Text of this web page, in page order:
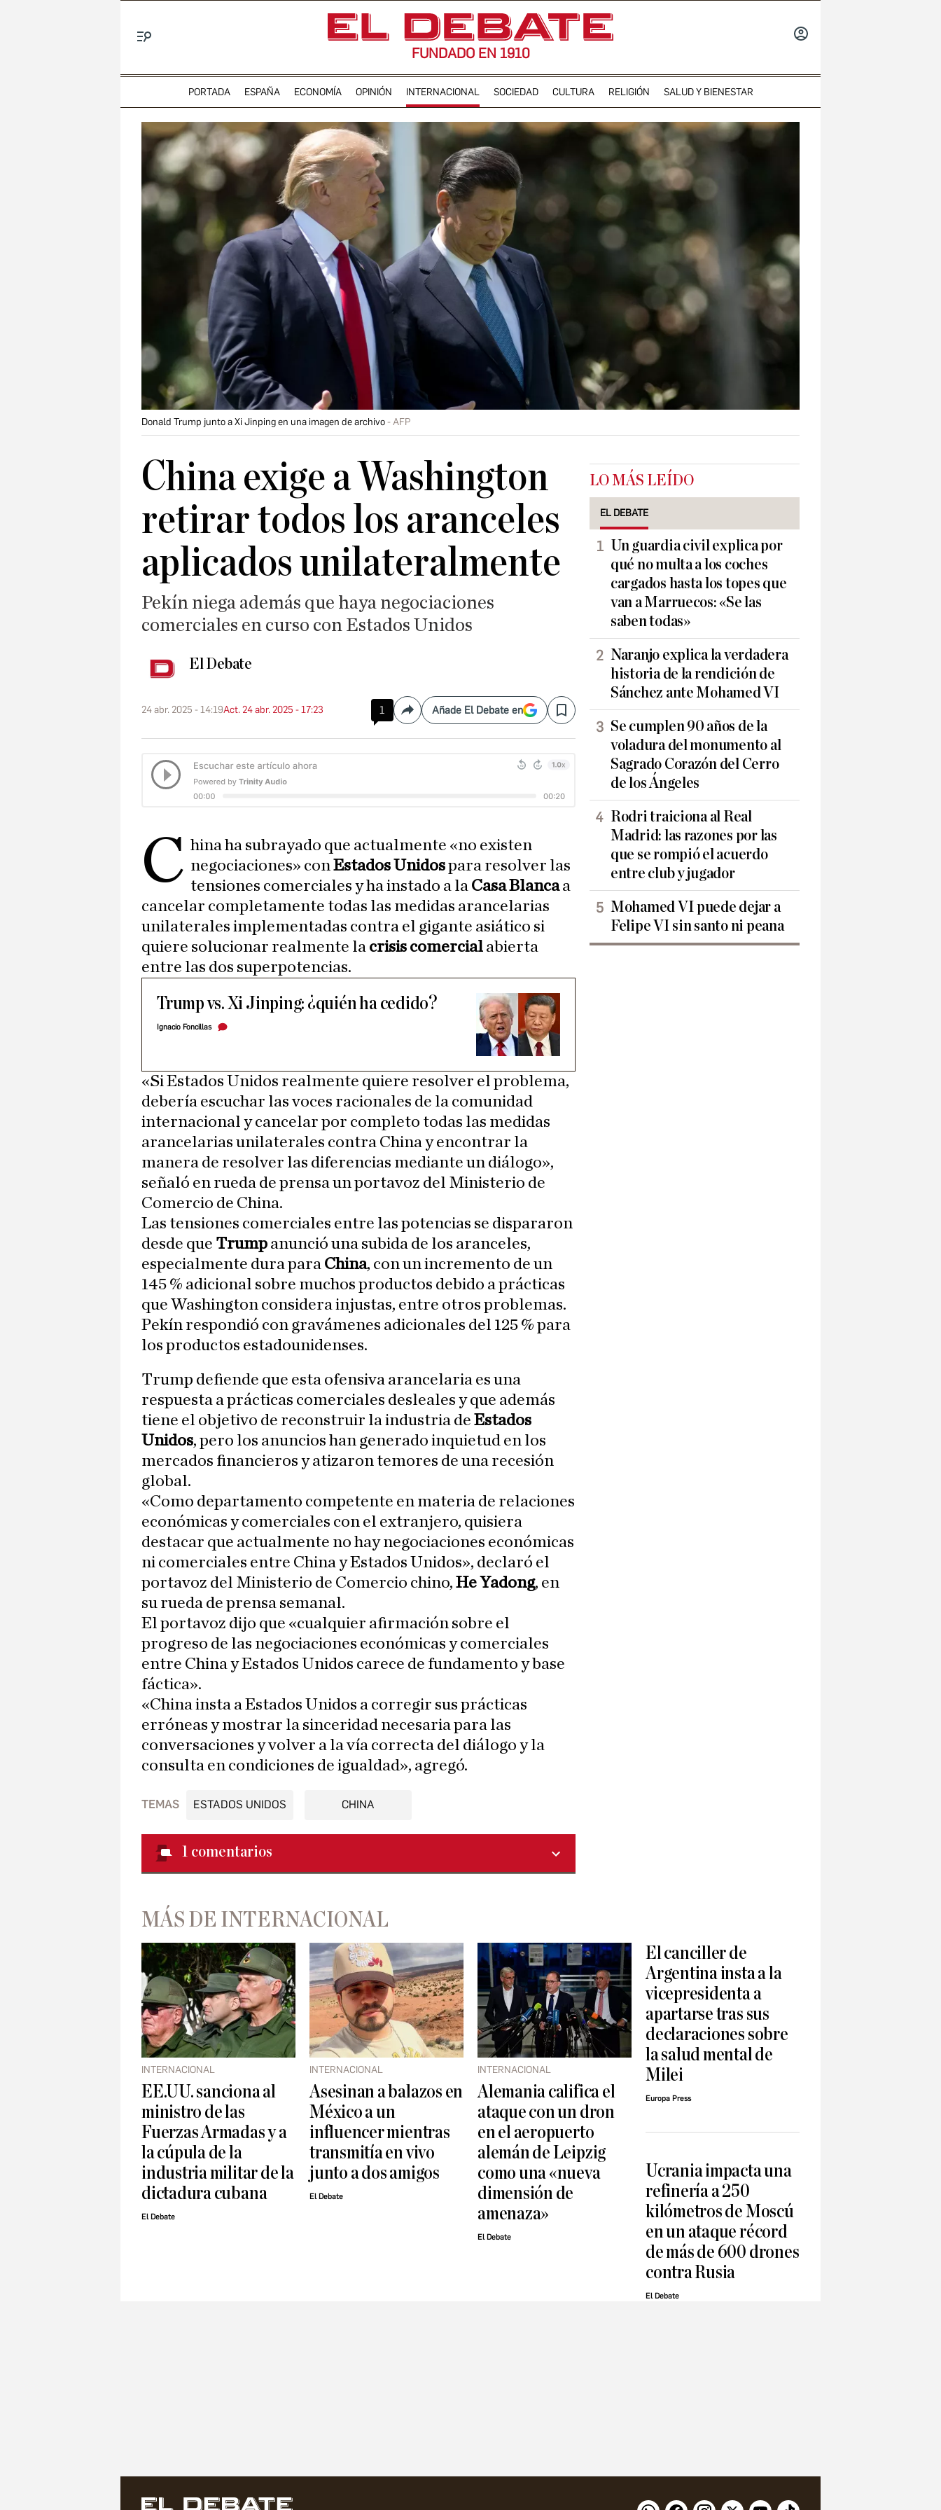
FUNDADO EN 1910
PORTADA ESPAÑA ECONOMÍA OPINIÓN INTERNACIONAL SOCIEDAD CULTURA RELIGIÓN SALUD Y BIENESTAR
Donald Trump junto a Xi Jinping en una imagen de archivo AFP
China exige a Washington
retirar todos los aranceles
aplicados unilateralmente
Pekín niega además que haya negociaciones
comerciales en curso con Estados Unidos
El Debate
24 abr. 2025 - 14:19Act. 24 abr. 2025 - 17:23 1 CompartirAñade El Debate en Save
C hina ha subrayado que actualmente «no existen
negociaciones» conEstados Unidospara resolver las
tensiones comerciales y ha instado a la Casa Blancaa
cancelar completamente todas las medidas arancelarias
unilaterales implementadas contra el gigante asiático si
quiere solucionar realmente la crisis comercial abierta
entre las dos superpotencias.
Trump vs. Xi Jinping: ¿quién ha cedido?
Ignacio Foncillas
«Si Estados Unidos realmente quiere resolver el problema,
debería escuchar las voces racionales de la comunidad
internacional y cancelar por completo todas las medidas
arancelarias unilaterales contra China y encontrar la
manera de resolver las diferencias mediante un diálogo»,
señaló en rueda de prensa un portavoz del Ministerio de
Comercio de China.
Las tensiones comerciales entre las potencias se dispararon
desde que Trump anunció una subida de los aranceles,
especialmente dura para China, con un incremento de un
145 % adicional sobre muchos productos debido a prácticas
que Washington considera injustas, entre otros problemas.
Pekín respondió con gravámenes adicionales del 125 % para
los productos estadounidenses.
Trump defiende que esta ofensiva arancelaria es una
respuesta a prácticas comerciales desleales y que además
tiene el objetivo de reconstruir la industria de Estados
Unidos, pero los anuncios han generado inquietud en los
mercados financieros y atizaron temores de una recesión
global.
«Como departamento competente en materia de relaciones
económicas y comerciales con el extranjero, quisiera
destacar que actualmente no hay negociaciones económicas
ni comerciales entre China y Estados Unidos», declaró el
portavoz del Ministerio de Comercio chino, He Yadong, en
su rueda de prensa semanal.
El portavoz dijo que «cualquier afirmación sobre el
progreso de las negociaciones económicas y comerciales
entre China y Estados Unidos carece de fundamento y base
fáctica».
«China insta a Estados Unidos a corregir sus prácticas
erróneas y mostrar la sinceridad necesaria para las
conversaciones y volver a la vía correcta del diálogo y la
consulta en condiciones de igualdad», agregó.
TEMAS ESTADOS UNIDOS CHINA
1 comentarios
LO MÁS LEÍDO
EL DEBATE
Un guardia civil explica por
qué no multa a los coches
cargados hasta los topes que
van a Marruecos: «Se las
saben todas»
Naranjo explica la verdadera
historia de la rendición de
Sánchez ante Mohamed VI
Se cumplen 90 años de la
voladura del monumento al
Sagrado Corazón del Cerro
de los Ángeles
Rodri traiciona al Real
Madrid: las razones por las
que se rompió el acuerdo
entre club y jugador
Mohamed VI puede dejar a
Felipe VI sin santo ni peana
MÁS DE INTERNACIONAL
INTERNACIONAL
EE.UU. sanciona al
ministro de las
Fuerzas Armadas y a
la cúpula de la
industria militar de la
dictadura cubana
El Debate
INTERNACIONAL
Asesinan a balazos en
México a un
influencer mientras
transmitía en vivo
junto a dos amigos
El Debate
INTERNACIONAL
Alemania califica el
ataque con un dron
en el aeropuerto
alemán de Leipzig
como una «nueva
dimensión de
amenaza»
El Debate
El canciller de
Argentina insta a la
vicepresidenta a
apartarse tras sus
declaraciones sobre
la salud mental de
Milei
Europa Press
Ucrania impacta una
refinería a 250
kilómetros de Moscú
en un ataque récord
de más de 600 drones
contra Rusia
El Debate